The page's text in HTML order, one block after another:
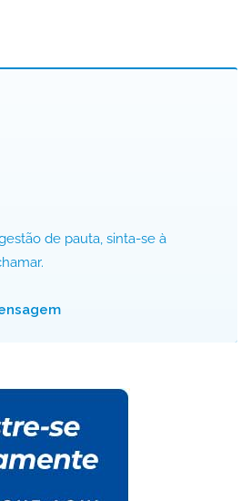
de pauta, sinta-se à